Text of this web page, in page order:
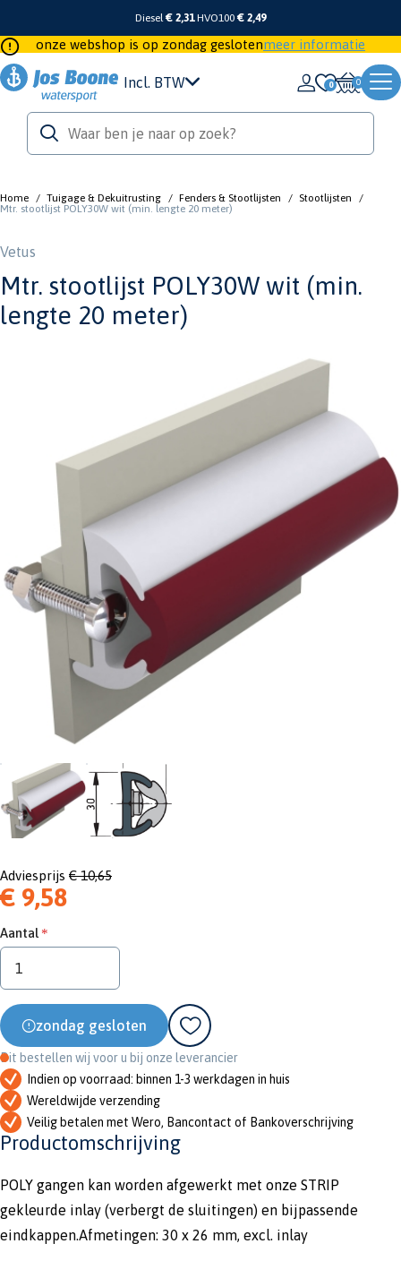
Diesel€ 2,31 HVO100 € 2,49
onze webshop is op zondag geslotenmeer informatie
Incl. BTW 0
Home / Tuigage & Dekuitrusting / Fenders & Stootlijsten / Stootlijsten
/
Mtr. stootlijst POLY30W wit (min. lengte 20 meter)
Vetus
Mtr. stootlijst POLY30W wit (min.
lengte 20 meter)
Adviesprijs € 10,65
€ 9,58
Aantal
zondag gesloten
Dit bestellen wij voor u bij onze leverancier
Indien op voorraad: binnen 1-3 werkdagen in huis
Wereldwijde verzending
Veilig betalen met Wero, Bancontact of Bankoverschrijving
Productomschrijving
POLY gangen kan worden afgewerkt met onze STRIP
gekleurde inlay (verbergt de sluitingen) en bijpassende
eindkappen.Afmetingen: 30 x 26 mm, excl. inlay